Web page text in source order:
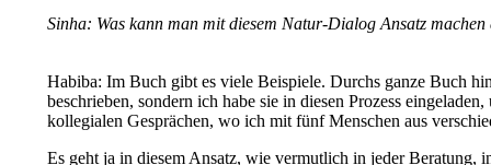
Sinha: Was kann man mit diesem Natur-Dialog Ansatz
Habiba: Im Buch gibt es viele Beispiele. Durchs ganze Buch
beschrieben, sondern ich habe sie in diesen Prozess
kollegialen Gesprächen, wo ich mit fünf Menschen aus
Es geht ja in diesem Ansatz, wie vermutlich in jeder Beratung,